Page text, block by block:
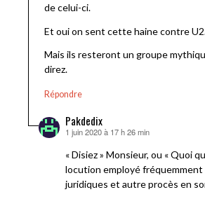
de celui-ci.
Et oui on sent cette haine contre
Mais ils resteront un groupe
direz.
Répondre
Pakdedix
dit :
1 juin 2020 à 17 h 26 min
« Disiez » Monsieur, ou « Quoi
locution employé fréquemment
juridiques et autre procès en